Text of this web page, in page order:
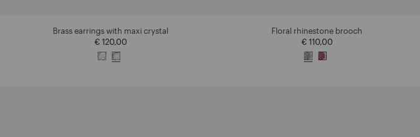
Brass earrings with maxi crystal
€ 120,00
Floral rhinestone brooch
€ 110,00